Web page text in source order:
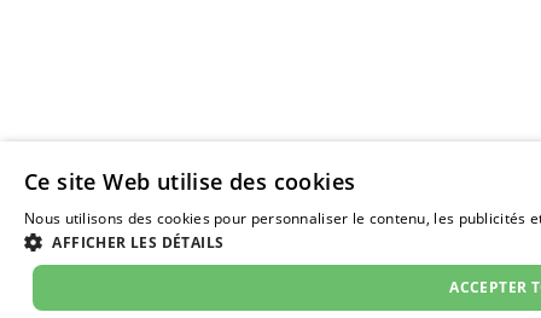
Ce site Web utilise des cookies
Nous utilisons des cookies pour personnaliser le contenu, les publicités
AFFICHER LES DÉTAILS
ACCEPTER